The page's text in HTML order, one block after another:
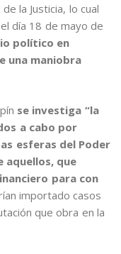
la Justicia, lo cual
día 18 de mayo de
político en
una maniobra
se investiga “la
a cabo por
esferas del Poder
aquellos, que
para con
importado casos
que obra en la